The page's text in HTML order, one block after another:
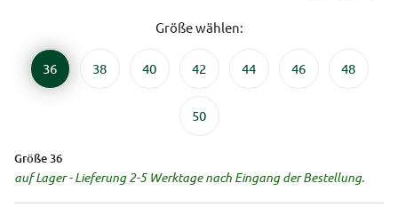
Größe wählen:
36 38 40 42 44 46 48
50
Größe 36
auf Lager - Lieferung 2-5 Werktage nach Eingang der Bestellung.